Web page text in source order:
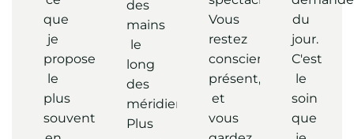
que
je
propose
le
plus
souvent
des
mains
le
long
des
méridiens.
Plus
Vous
restez
conscient,
présent,
et
vous
du
jour.
C'est
le
soin
que